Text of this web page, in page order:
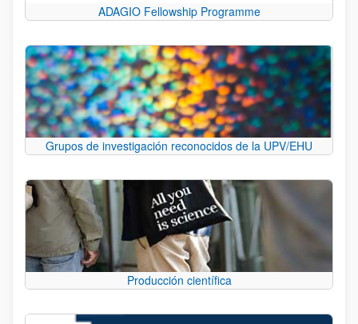
ADAGIO Fellowship Programme
Grupos de investigación reconocidos de la UPV/EHU
Producción científica